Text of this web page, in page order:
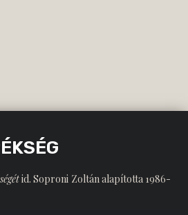
id. Soproni Zoltán alapította 1986-